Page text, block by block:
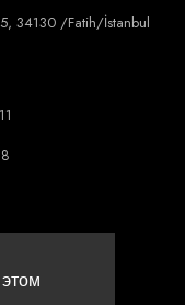
34130 /Fatih/İstanbul